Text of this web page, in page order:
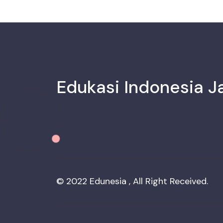
Edukasi Indonesia
© 2022 Edunesia , All Right Received.